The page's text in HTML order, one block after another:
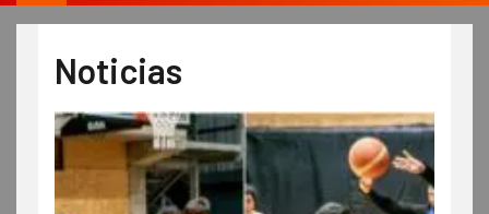
Noticias